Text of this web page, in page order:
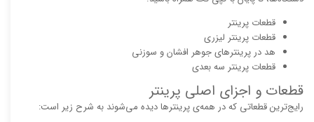
قطعات پرینتر
قطعات پرینتر لیزری
هد در پرینترهای جوهر افشان و سوزنی
قطعات پرینتر سه بعدی
قطعات و اجزای اصلی پرینتر
رایج‌ترین قطعاتی که در همه‌ی پرینترها دیده می‌شوند به شرح زیر است: